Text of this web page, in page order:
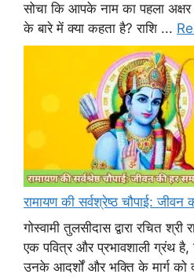
सोचा कि आपके नाम का पहला
के बारे में क्या कहता है? राशि ...
रामायण की सर्वश्रेष्ठ चौपाई:
गोस्वामी तुलसीदास द्वारा रचित श्री
एक पवित्र और प्रभावशाली ग्रंथ
उनके आदर्शों और भक्ति के मार्ग को